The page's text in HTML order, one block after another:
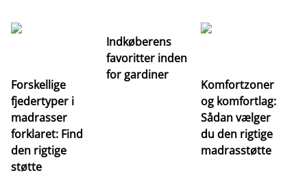
Forskellige
fjedertyper i
madrasser
forklaret: Find
den rigtige
støtte
Indkøberens
favoritter inden
for gardiner
Komfortzoner
og komfortlag:
Sådan vælger
du den rigtige
madrasstøtte